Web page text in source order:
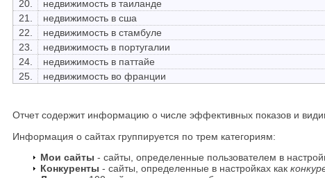
20.
недвижимость в таиланде
21.
недвижимость в сша
22.
недвижимость в стамбуле
23.
недвижимость в португалии
24.
недвижимость в паттайе
25.
недвижимость во франции
Отчет содержит информацию о числе эффективных показов и
Информация о сайтах группируется по трем категориям:
Мои сайты - сайты, определенные пользователем в
Конкуренты - сайты, определенные в настройках как